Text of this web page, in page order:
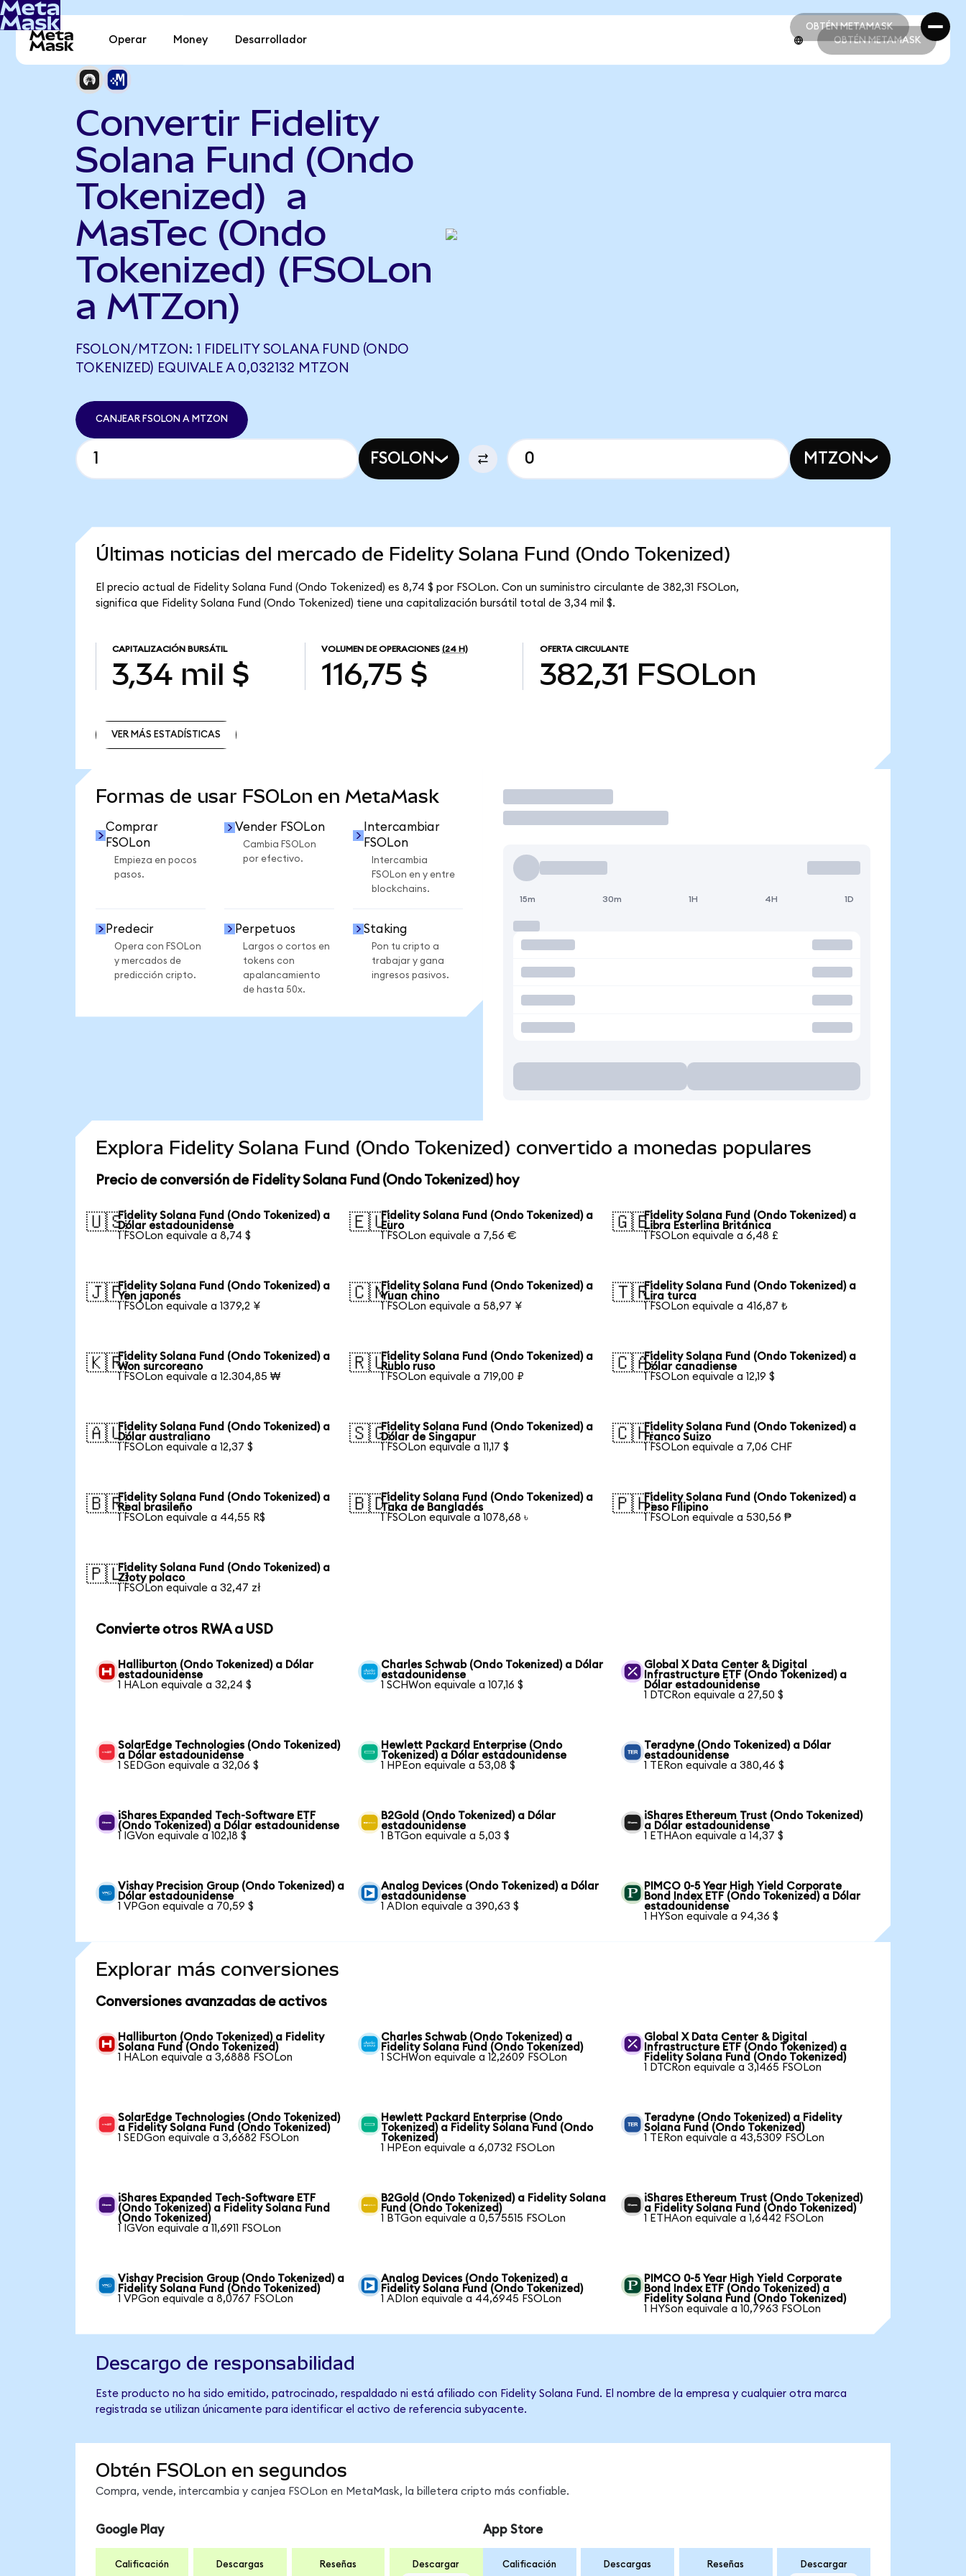
OBTÉN METAMASK
OBTÉN METAMASK
Operar Money Desarrollador OBTÉN METAMASK
Convertir Fidelity
Solana Fund (Ondo
Tokenized) a
MasTec (Ondo
Tokenized) (FSOLon
a MTZon)
FSOLON/MTZON: 1 FIDELITY SOLANA FUND (ONDO
TOKENIZED) EQUIVALE A 0,032132 MTZON
CANJEAR FSOLON A MTZON
FSOLON MTZON
Últimas noticias del mercado de Fidelity Solana Fund (Ondo Tokenized)
El precio actual de Fidelity Solana Fund (Ondo Tokenized) es 8,74 $ por FSOLon. Con un suministro circulante de 382,31 FSOLon,
significa que Fidelity Solana Fund (Ondo Tokenized) tiene una capitalización bursátil total de 3,34 mil $.
CAPITALIZACIÓN BURSÁTIL
3,34 mil $
VOLUMEN DE OPERACIONES (24 H)
116,75 $
OFERTA CIRCULANTE
382,31 FSOLon
VER MÁS ESTADÍSTICAS
Formas de usar FSOLon en MetaMask
Comprar
FSOLon
Empieza en pocos
pasos.
Vender FSOLon
Cambia FSOLon
por efectivo.
Intercambiar
FSOLon
Intercambia
FSOLon en y entre
blockchains.
Predecir
Opera con FSOLon
y mercados de
predicción cripto.
Perpetuos
Largos o cortos en
tokens con
apalancamiento
de hasta 50x.
Staking
Pon tu cripto a
trabajar y gana
ingresos pasivos.
Operar
15m 30m 1H 4H 1D
Explora Fidelity Solana Fund (Ondo Tokenized) convertido a monedas populares
Precio de conversión de Fidelity Solana Fund (Ondo Tokenized) hoy
🇺🇸Fidelity Solana Fund (Ondo Tokenized) a
Dólar estadounidense
1 FSOLon equivale a 8,74 $
🇪🇺Fidelity Solana Fund (Ondo Tokenized) a
Euro
1 FSOLon equivale a 7,56 €
🇬🇧Fidelity Solana Fund (Ondo Tokenized) a
Libra Esterlina Británica
1 FSOLon equivale a 6,48 £
🇯🇵Fidelity Solana Fund (Ondo Tokenized) a
Yen japonés
1 FSOLon equivale a 1379,2 ¥
🇨🇳Fidelity Solana Fund (Ondo Tokenized) a
Yuan chino
1 FSOLon equivale a 58,97 ¥
🇹🇷Fidelity Solana Fund (Ondo Tokenized) a
Lira turca
1 FSOLon equivale a 416,87 ₺
🇰🇷Fidelity Solana Fund (Ondo Tokenized) a
Won surcoreano
1 FSOLon equivale a 12.304,85 ₩
🇷🇺Fidelity Solana Fund (Ondo Tokenized) a
Rublo ruso
1 FSOLon equivale a 719,00 ₽
🇨🇦Fidelity Solana Fund (Ondo Tokenized) a
Dólar canadiense
1 FSOLon equivale a 12,19 $
🇦🇺Fidelity Solana Fund (Ondo Tokenized) a
Dólar australiano
1 FSOLon equivale a 12,37 $
🇸🇬Fidelity Solana Fund (Ondo Tokenized) a
Dólar de Singapur
1 FSOLon equivale a 11,17 $
🇨🇭Fidelity Solana Fund (Ondo Tokenized) a
Franco Suizo
1 FSOLon equivale a 7,06 CHF
🇧🇷Fidelity Solana Fund (Ondo Tokenized) a
Real brasileño
1 FSOLon equivale a 44,55 R$
🇧🇩Fidelity Solana Fund (Ondo Tokenized) a
Taka de Bangladés
1 FSOLon equivale a 1078,68 ৳
🇵🇭Fidelity Solana Fund (Ondo Tokenized) a
Peso Filipino
1 FSOLon equivale a 530,56 ₱
🇵🇱Fidelity Solana Fund (Ondo Tokenized) a
Złoty polaco
1 FSOLon equivale a 32,47 zł
Convierte otros RWA a USD
Halliburton (Ondo Tokenized) a Dólar
estadounidense
1 HALon equivale a 32,24 $
Charles Schwab (Ondo Tokenized) a Dólar
estadounidense
1 SCHWon equivale a 107,16 $
Global X Data Center & Digital
Infrastructure ETF (Ondo Tokenized) a
Dólar estadounidense
1 DTCRon equivale a 27,50 $
SolarEdge Technologies (Ondo Tokenized)
a Dólar estadounidense
1 SEDGon equivale a 32,06 $
Hewlett Packard Enterprise (Ondo
Tokenized) a Dólar estadounidense
1 HPEon equivale a 53,08 $
Teradyne (Ondo Tokenized) a Dólar
estadounidense
1 TERon equivale a 380,46 $
iShares Expanded Tech-Software ETF
(Ondo Tokenized) a Dólar estadounidense
1 IGVon equivale a 102,18 $
B2Gold (Ondo Tokenized) a Dólar
estadounidense
1 BTGon equivale a 5,03 $
iShares Ethereum Trust (Ondo Tokenized)
a Dólar estadounidense
1 ETHAon equivale a 14,37 $
Vishay Precision Group (Ondo Tokenized) a
Dólar estadounidense
1 VPGon equivale a 70,59 $
Analog Devices (Ondo Tokenized) a Dólar
estadounidense
1 ADIon equivale a 390,63 $
PIMCO 0-5 Year High Yield Corporate
Bond Index ETF (Ondo Tokenized) a Dólar
estadounidense
1 HYSon equivale a 94,36 $
Explorar más conversiones
Conversiones avanzadas de activos
Halliburton (Ondo Tokenized) a Fidelity
Solana Fund (Ondo Tokenized)
1 HALon equivale a 3,6888 FSOLon
Charles Schwab (Ondo Tokenized) a
Fidelity Solana Fund (Ondo Tokenized)
1 SCHWon equivale a 12,2609 FSOLon
Global X Data Center & Digital
Infrastructure ETF (Ondo Tokenized) a
Fidelity Solana Fund (Ondo Tokenized)
1 DTCRon equivale a 3,1465 FSOLon
SolarEdge Technologies (Ondo Tokenized)
a Fidelity Solana Fund (Ondo Tokenized)
1 SEDGon equivale a 3,6682 FSOLon
Hewlett Packard Enterprise (Ondo
Tokenized) a Fidelity Solana Fund (Ondo
Tokenized)
1 HPEon equivale a 6,0732 FSOLon
Teradyne (Ondo Tokenized) a Fidelity
Solana Fund (Ondo Tokenized)
1 TERon equivale a 43,5309 FSOLon
iShares Expanded Tech-Software ETF
(Ondo Tokenized) a Fidelity Solana Fund
(Ondo Tokenized)
1 IGVon equivale a 11,6911 FSOLon
B2Gold (Ondo Tokenized) a Fidelity Solana
Fund (Ondo Tokenized)
1 BTGon equivale a 0,575515 FSOLon
iShares Ethereum Trust (Ondo Tokenized)
a Fidelity Solana Fund (Ondo Tokenized)
1 ETHAon equivale a 1,6442 FSOLon
Vishay Precision Group (Ondo Tokenized) a
Fidelity Solana Fund (Ondo Tokenized)
1 VPGon equivale a 8,0767 FSOLon
Analog Devices (Ondo Tokenized) a
Fidelity Solana Fund (Ondo Tokenized)
1 ADIon equivale a 44,6945 FSOLon
PIMCO 0-5 Year High Yield Corporate
Bond Index ETF (Ondo Tokenized) a
Fidelity Solana Fund (Ondo Tokenized)
1 HYSon equivale a 10,7963 FSOLon
Descargo de responsabilidad
Este producto no ha sido emitido, patrocinado, respaldado ni está afiliado con Fidelity Solana Fund. El nombre de la empresa y cualquier otra marca
registrada se utilizan únicamente para identificar el activo de referencia subyacente.
Obtén FSOLon en segundos
Compra, vende, intercambia y canjea FSOLon en MetaMask, la billetera cripto más confiable.
Google Play
Calificación Descargas Reseñas Descargar
App Store
Calificación Descargas Reseñas Descargar